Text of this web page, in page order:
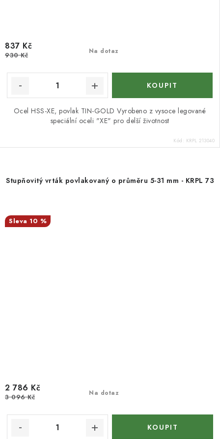
Na dotaz
837 Kč
930 Kč
Ocel HSS-XE, povlak TIN-GOLD Vyrobeno z vysoce legované
speciální oceli "XE" pro delší životnost
Kód: KRPL 213040
Stupňovitý vrták povlakovaný o průměru 5-31 mm - KRPL 73
10 %
Na dotaz
2 786 Kč
3 096 Kč